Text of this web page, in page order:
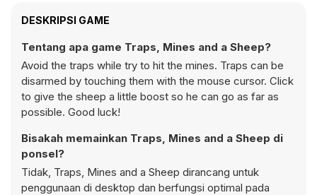
DESKRIPSI GAME
Tentang apa game Traps, Mines and a Sheep?
Avoid the traps while try to hit the mines. Traps can be
disarmed by touching them with the mouse cursor. Click
to give the sheep a little boost so he can go as far as
possible. Good luck!
Bisakah memainkan Traps, Mines and a Sheep di
ponsel?
Tidak, Traps, Mines and a Sheep dirancang untuk
penggunaan di desktop dan berfungsi optimal pada